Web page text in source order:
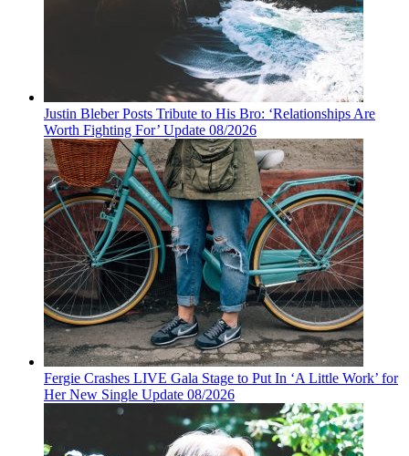
Justin Bleber Posts Tribute to His Bro: ‘Relationships Are
Worth Fighting For’ Update 08/2026
Fergie Crashes LIVE Gala Stage to Put In ‘A Little Work’ for
Her New Single Update 08/2026